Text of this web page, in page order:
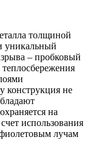
толщиной
уникальный
– пробковый
конструкция не
на
использования
лучам